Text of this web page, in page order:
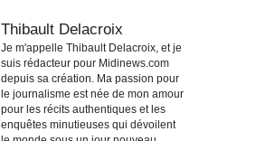
Thibault Delacroix
Je m'appelle Thibault Delacroix, et je
suis rédacteur pour Midinews.com
depuis sa création. Ma passion pour
le journalisme est née de mon amour
pour les récits authentiques et les
enquêtes minutieuses qui dévoilent